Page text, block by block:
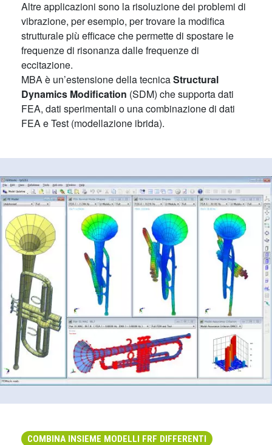
Altre applicazioni sono la risoluzione dei problemi di
vibrazione, per esempio, per trovare la modifica
strutturale più efficace che permette di spostare le
frequenze di risonanza dalle frequenze di
eccitazione.
MBA è un’estensione della tecnicaStructural
Dynamics Modification (SDM) che supporta dati
FEA, dati sperimentali o una combinazione di dati
FEA e Test (modellazione ibrida).
COMBINA INSIEME MODELLI FRF DIFFERENTI